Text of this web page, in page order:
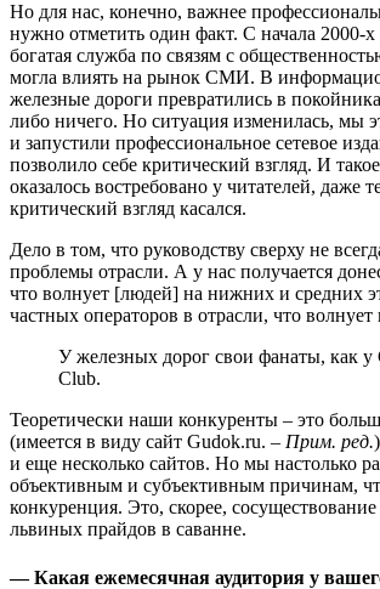
Но для нас, конечно, важнее
нужно отметить один факт. С начала 2000-
богатая служба по связям с
могла влиять на рынок СМИ. В
железные дороги превратились в
либо ничего. Но ситуация изменилась, мы
и запустили профессиональное сетевое
позволило себе критический взгляд. И
оказалось востребовано у читателей, даже
критический взгляд касался.
Дело в том, что руководству сверху не
проблемы отрасли. А у нас получается
что волнует [людей] на нижних и средних
частных операторов в отрасли, что волнует
У железных дорог свои фанаты, как у
Club.
Теоретически наши конкуренты – это
(имеется в виду сайт Gudok.ru. – Прим. ред.)
и еще несколько сайтов. Но мы настолько
объективным и субъективным причинам,
конкуренция. Это, скорее,
львиных прайдов в саванне.
— Какая ежемесячная аудитория у